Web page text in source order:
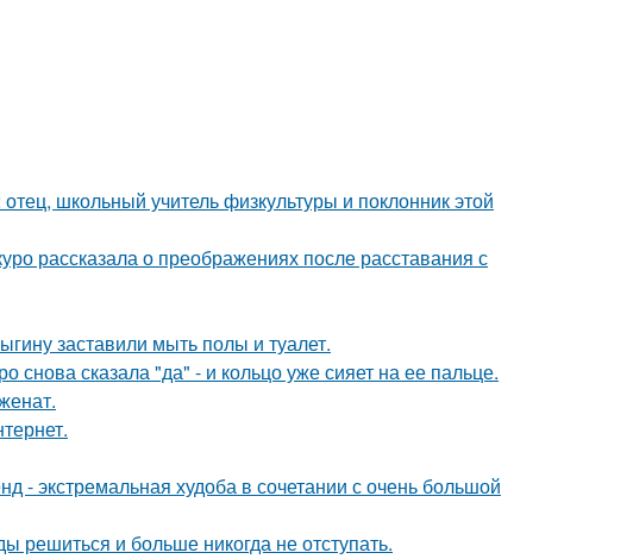
школьный учитель физкультуры и поклонник этой
рассказала о преображениях после расставания с
заставили мыть полы и туалет.
сказала "да" - и кольцо уже сияет на ее пальце.
- экстремальная худоба в сочетании с очень большой
решиться и больше никогда не отступать.